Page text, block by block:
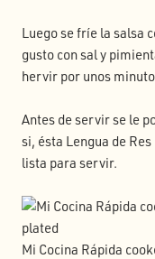
Luego se fríe la salsa
gusto con sal y
hervir por unos
Antes de servir se le
si, ésta Lengua de
lista para servir.
Mi Cocina Rápida